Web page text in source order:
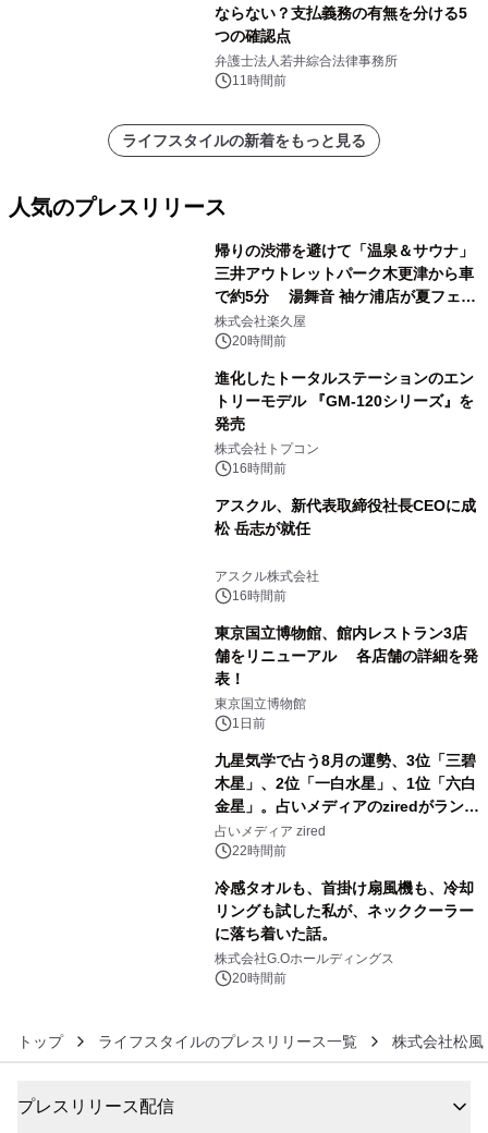
ならない？支払義務の有無を分ける5
つの確認点
弁護士法人若井綜合法律事務所
11時間前
ライフスタイルの新着をもっと見る
人気のプレスリリース
帰りの渋滞を避けて「温泉＆サウナ」
三井アウトレットパーク木更津から車
で約5分 湯舞音 袖ケ浦店が夏フェア
メニューを提供
株式会社楽久屋
20時間前
進化したトータルステーションのエン
トリーモデル 『GM-120シリーズ』を
発売
株式会社トプコン
16時間前
アスクル、新代表取締役社長CEOに成
松 岳志が就任
アスクル株式会社
16時間前
東京国立博物館、館内レストラン3店
舗をリニューアル 各店舗の詳細を発
表！
東京国立博物館
1日前
九星気学で占う8月の運勢、3位「三碧
木星」、2位「一白水星」、1位「六白
金星」。占いメディアのziredがランキ
ングを発表
占いメディア zired
22時間前
冷感タオルも、首掛け扇風機も、冷却
リングも試した私が、ネッククーラー
に落ち着いた話。
株式会社G.Oホールディングス
20時間前
トップ ライフスタイルのプレスリリース一覧 株式会社松風
プレスリリース配信